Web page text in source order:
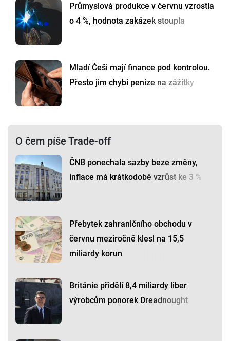
Průmyslová produkce v červnu vzrostla
o 4 %, hodnota zakázek stoupla
Mladí Češi mají finance pod kontrolou.
Přesto jim chybí peníze na zážitky
O čem píše Trade-off
ČNB ponechala sazby beze změny,
inflace má krátkodobě vzrůst ke 3 %
Přebytek zahraničního obchodu v
červnu meziročně klesl na 15,5
miliardy korun
Británie přidělí 8,4 miliardy liber
výrobcům ponorek Dreadnought